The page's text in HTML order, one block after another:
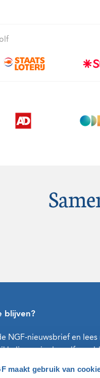
maakt gebruik van
blijven?
NGF-nieuwsbrief en lees
in de